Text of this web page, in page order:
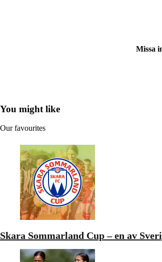
Missa
You might like
Our favourites
Skara Sommarland Cup – en av